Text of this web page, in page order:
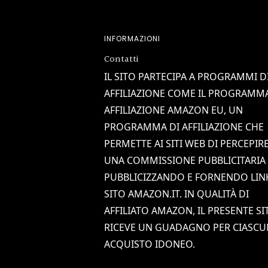
INFORMAZIONI
Contatti
IL SITO PARTECIPA A PROGRAMMI
AFFILIAZIONE COME IL
AFFILIAZIONE AMAZON EU, UN
PROGRAMMA DI AFFILIAZIONE CHE
PERMETTE AI SITI WEB DI PERCEPIRE
UNA COMMISSIONE PUBBLICITARIA
PUBBLICIZZANDO E FORNENDO
SITO AMAZON.IT. IN QUALITÀ DI
AFFILIATO AMAZON, IL PRESENTE
RICEVE UN GUADAGNO PER
ACQUISTO IDONEO.